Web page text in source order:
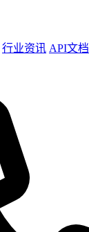
行业资讯 API文档